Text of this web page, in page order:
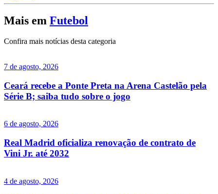
Mais em Futebol
Confira mais notícias desta categoria
7 de agosto, 2026
Ceará recebe a Ponte Preta na Arena Castelão pela
Série B; saiba tudo sobre o jogo
6 de agosto, 2026
Real Madrid oficializa renovação de contrato de
Vini Jr. até 2032
4 de agosto, 2026